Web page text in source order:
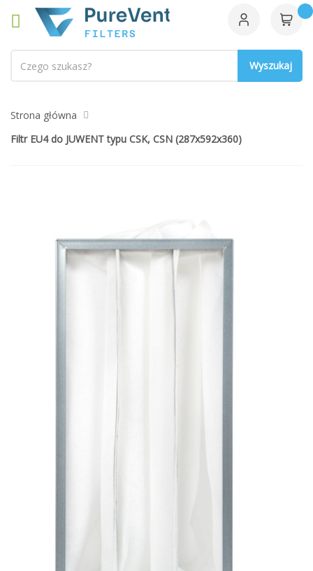
Strona główna
Filtr EU4 do JUWENT typu CSK, CSN (287x592x360)